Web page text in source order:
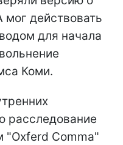
действовать
для начала
Коми.
расследование
"Oxferd Comma"